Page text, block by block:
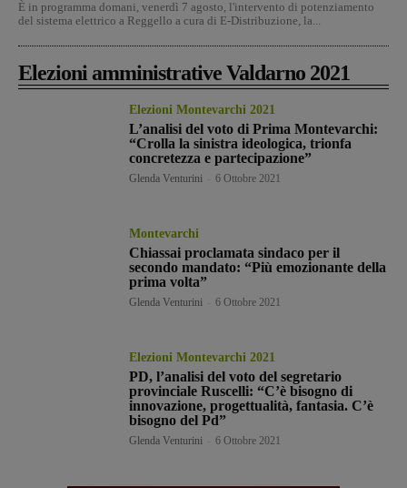
È in programma domani, venerdì 7 agosto, l'intervento di potenziamento
del sistema elettrico a Reggello a cura di E-Distribuzione, la...
Elezioni amministrative Valdarno 2021
Elezioni Montevarchi 2021
L’analisi del voto di Prima Montevarchi:
“Crolla la sinistra ideologica, trionfa
concretezza e partecipazione”
Glenda Venturini 6 Ottobre 2021
Montevarchi
Chiassai proclamata sindaco per il
secondo mandato: “Più emozionante della
prima volta”
Glenda Venturini 6 Ottobre 2021
Elezioni Montevarchi 2021
PD, l’analisi del voto del segretario
provinciale Ruscelli: “C’è bisogno di
innovazione, progettualità, fantasia. C’è
bisogno del Pd”
Glenda Venturini 6 Ottobre 2021